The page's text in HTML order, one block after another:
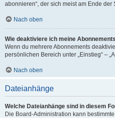
abonnieren“, der sich meist am Ende der
Nach oben
Wie deaktiviere ich meine
Wenn du mehrere Abonnements
persönlichen Bereich unter „Einstieg“ –
Nach oben
Dateianhänge
Welche Dateianhänge sind in diesem
Die Board-Administration kann